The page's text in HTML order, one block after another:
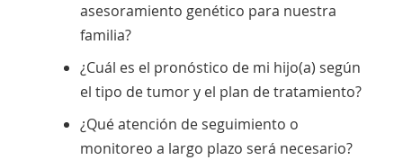
asesoramiento genético para nuestra
familia?
¿Cuál es el pronóstico de mi hijo(a) según
el tipo de tumor y el plan de tratamiento?
¿Qué atención de seguimiento o
monitoreo a largo plazo será necesario?